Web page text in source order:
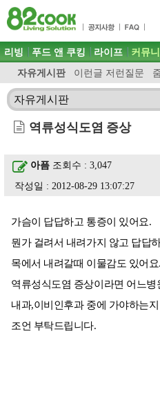
목차
주메뉴 바로가기
컨텐츠 바로가기
검색 바로가기
로그인 바로가기
주메뉴
리빙 푸드 앤 쿠킹 라이프 커뮤니
자유게시판 이런글 저런질문
자유게시판
역류성식도염 증상
아픔 조회수 : 3,047
작성일 : 2012-08-29 13:07:27
가슴이 답답하고 통증이 있어요.
뭔가 걸려서 내려가지 않고 답답
목에서 내려갈때 이물감도 있어요.
역류성식도염 증상이라면 어느병
내과,이비인후과 중에 가야하는지
조언 부탁드립니다.